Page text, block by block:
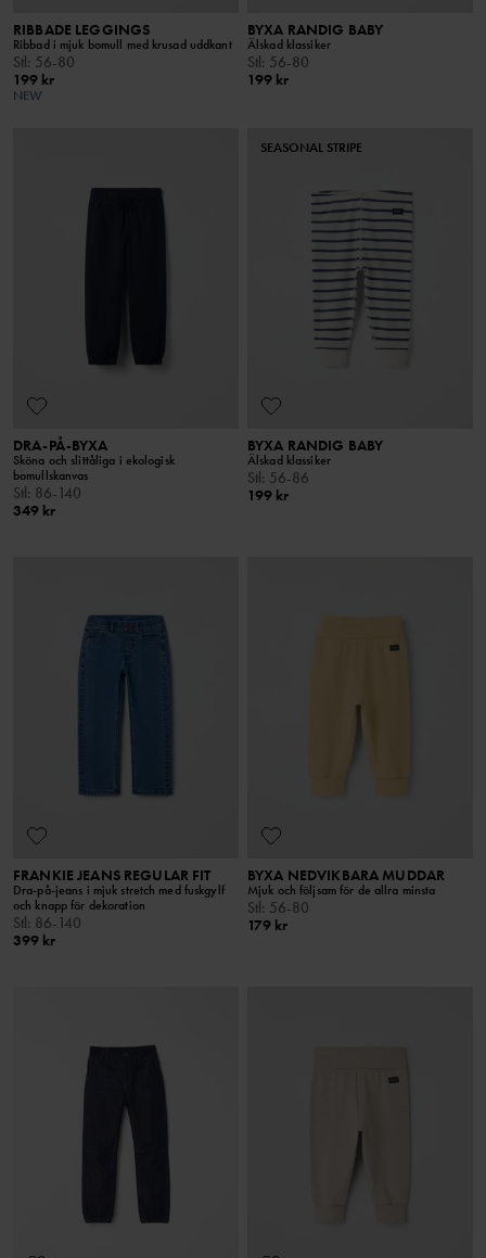
RIBBADE LEGGINGS
Ribbad i mjuk bomull med krusad uddkant
Stl: 56-80
199 kr
NEW
BYXA RANDIG BABY
Älskad klassiker
Stl: 56-80
199 kr
DRA-PÅ-BYXA
Sköna och slittåliga i ekologisk
bomullskanvas
Stl: 86-140
349 kr
SEASONAL STRIPE
BYXA RANDIG BABY
Älskad klassiker
Stl: 56-86
199 kr
FRANKIE JEANS REGULAR FIT
Dra-på-jeans i mjuk stretch med fuskgylf
och knapp för dekoration
Stl: 86-140
399 kr
BYXA NEDVIKBARA MUDDAR
Mjuk och följsam för de allra minsta
Stl: 56-80
179 kr